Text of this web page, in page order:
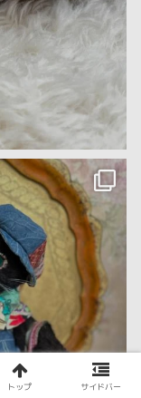
トップ サイドバー